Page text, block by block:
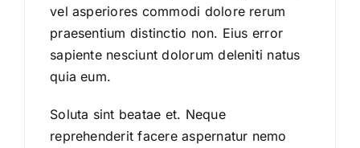
vel asperiores commodi dolore rerum
praesentium distinctio non. Eius error
sapiente nesciunt dolorum deleniti natus
quia eum.
Soluta sint beatae et. Neque
reprehenderit facere aspernatur nemo